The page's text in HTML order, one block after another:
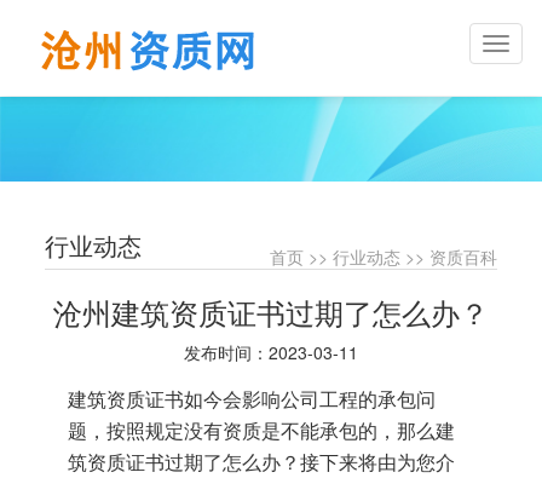
行业动态 首页>> 行业动态>> 资质百科
沧州建筑资质证书过期了怎么办？
发布时间：2023-03-11
建筑资质证书如今会影响公司工程的承包问
题，按照规定没有资质是不能承包的，那么建
筑资质证书过期了怎么办？接下来将由为您介